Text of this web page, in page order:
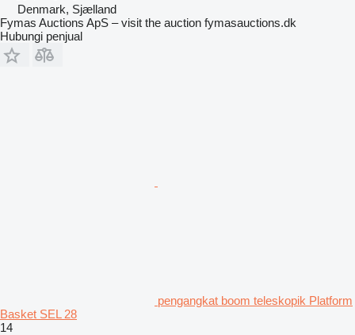
Denmark, Sjælland
Fymas Auctions ApS – visit the auction fymasauctions.dk
Hubungi penjual
pengangkat boom teleskopik Platform
Basket SEL 28
14